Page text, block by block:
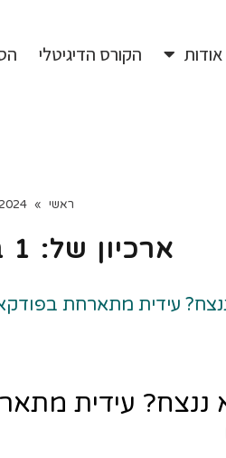
אודות הקורס הדיגיטלי
ראשי »
2024
ארכיון של: 1 בספטמבר 2024
ננצח? עידית